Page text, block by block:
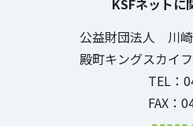
KSFネットに
公益財団法人 川
殿町キングスカイ
TEL：
FAX：